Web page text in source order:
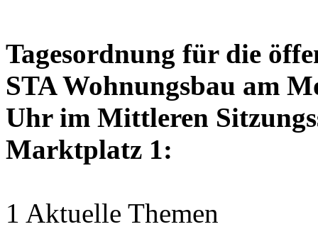
Tagesordnung für die
STA Wohnungsbau am
Uhr im Mittleren
Marktplatz 1:
1 Aktuelle Themen